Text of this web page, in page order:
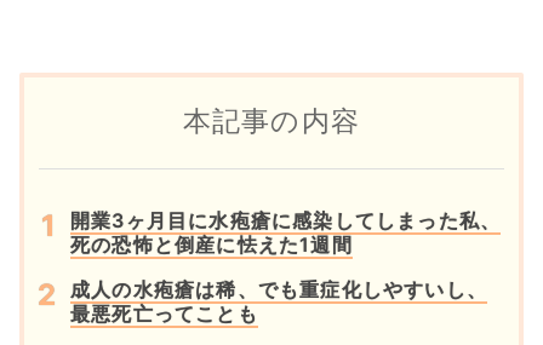
本記事の内容
開業3ヶ月目に水疱瘡に感染してしまった私、
死の恐怖と倒産に怯えた1週間
成人の水疱瘡は稀、でも重症化しやすいし、
最悪死亡ってことも